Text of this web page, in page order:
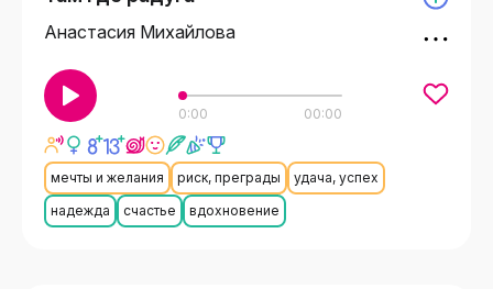
Анастасия Михайлова
0:00 00:00
мечты и желания риск, преграды
удача, успех
надежда
счастье вдохновение